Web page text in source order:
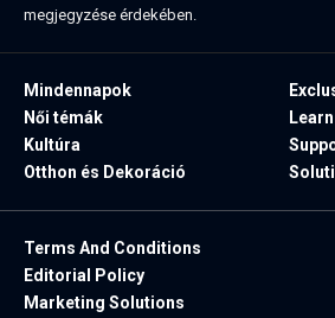
megjegyzése érdekében.
Mindennapok
Női témák
Kultúra
Otthon és Dekoráció
Terms And Conditions
Editorial Policy
Marketing Solutions